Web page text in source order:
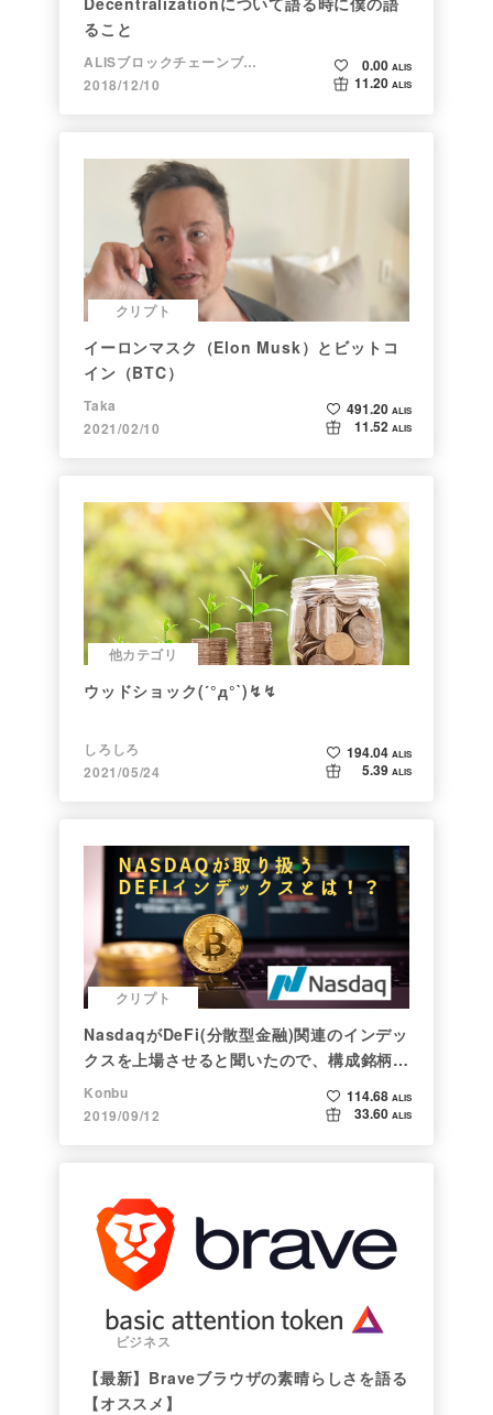
ること
ALISブロックチェーンブログ
2018/12/10
0.00 ALIS
11.20 ALIS
クリプト
イーロンマスク（Elon Musk）とビットコ
イン（BTC）
Taka
2021/02/10
491.20 ALIS
11.52 ALIS
他カテゴリ
ウッドショック(´°д°`)↯↯
しろしろ
2021/05/24
194.04 ALIS
5.39 ALIS
クリプト
NasdaqがDeFi(分散型金融)関連のインデッ
クスを上場させると聞いたので、構成銘柄を
調べてみた
Konbu
2019/09/12
114.68 ALIS
33.60 ALIS
ビジネス
【最新】Braveブラウザの素晴らしさを語る
【オススメ】